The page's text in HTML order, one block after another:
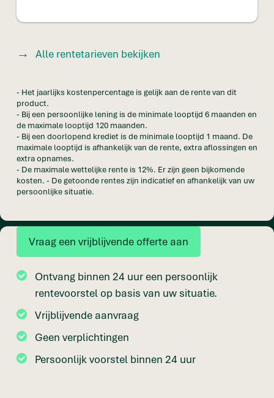
Alle rentetarieven bekijken
- Het jaarlijks kostenpercentage is gelijk aan de rente van dit
product.
- Bij een persoonlijke lening is de minimale looptijd 6 maanden en
de maximale looptijd 120 maanden.
- Bij een doorlopend krediet is de minimale looptijd 1 maand. De
maximale looptijd is afhankelijk van de rente, extra aflossingen en
extra opnames.
- De maximale wettelijke rente is 12%. Er zijn geen bijkomende
kosten. - De getoonde rentes zijn indicatief en afhankelijk van uw
persoonlijke situatie.
Vraag een vrijblijvende offerte aan
Ontvang binnen 24 uur een persoonlijk
rentevoorstel op basis van uw situatie.
Vrijblijvende aanvraag
Geen verplichtingen
Persoonlijk voorstel binnen 24 uur